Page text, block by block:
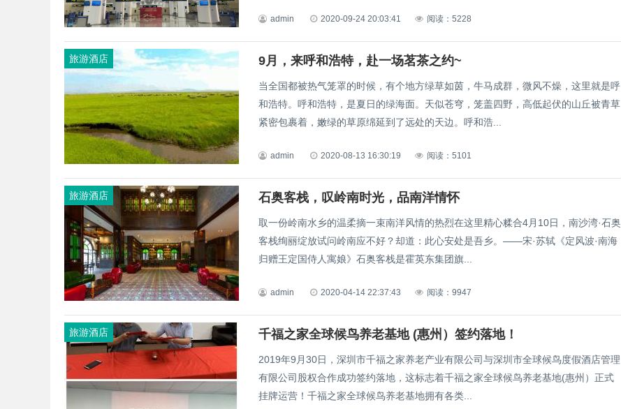
admin 2020-09-24 20:03:41 阅读：5228
旅游酒店 9月，来呼和浩特，赴一场茗茶之约~
当全国都被热气笼罩的时候，有个地方绿草如茵，牛马成群，微风不燥，这里就是呼
和浩特。呼和浩特，是夏日的绿海面。天似苍穹，笼盖四野，高低起伏的山丘被青草
紧密包裹着，嫩绿的草原绵延到了远处的天边。呼和浩...
admin 2020-08-13 16:30:19 阅读：5101
旅游酒店 石奥客栈，叹岭南时光，品南洋情怀
取一份岭南水乡的温柔摘一束南洋风情的热烈在这里精心糅合4月10日，南沙湾·石奥
客栈绚丽绽放试问岭南应不好？却道：此心安处是吾乡。——宋·苏轼《定风波·南海
归赠王定国侍人寓娘》石奥客栈是霍英东集团旗...
admin 2020-04-14 22:37:43 阅读：9947
旅游酒店 千福之家全球候鸟养老基地 (惠州）签约落地！
2019年9月30日，深圳市千福之家养老产业有限公司与深圳市全球候鸟度假酒店管理
有限公司股权合作成功签约落地，这标志着千福之家全球候鸟养老基地(惠州）正式
挂牌运营！千福之家全球候鸟养老基地拥有各类...